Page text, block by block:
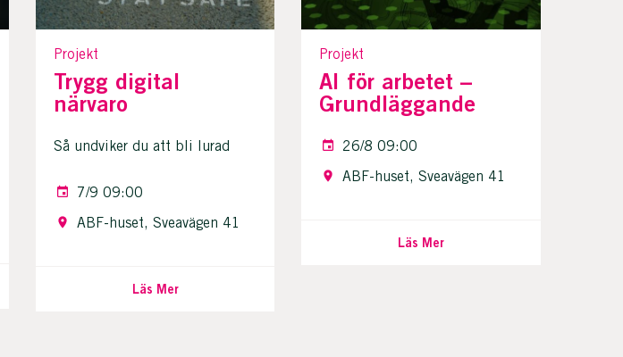
Projekt
Trygg digital
närvaro
Så undviker du att bli lurad
7/9 09:00
ABF-huset, Sveavägen 41
Läs Mer
Projekt
AI för arbetet –
Grundläggande
26/8 09:00
ABF-huset, Sveavägen 41
Läs Mer